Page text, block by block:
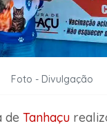
Foto - Divulgação
de Tanhaçu